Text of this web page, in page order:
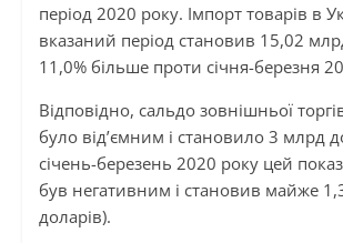
період 2020 року. Імпорт товарів в
вказаний період становив 15,02
11,0% більше проти січня-березня
Відповідно, сальдо зовнішньої
було від’ємним і становило 3 млрд
січень-березень 2020 року цей
був негативним і становив майже
доларів).